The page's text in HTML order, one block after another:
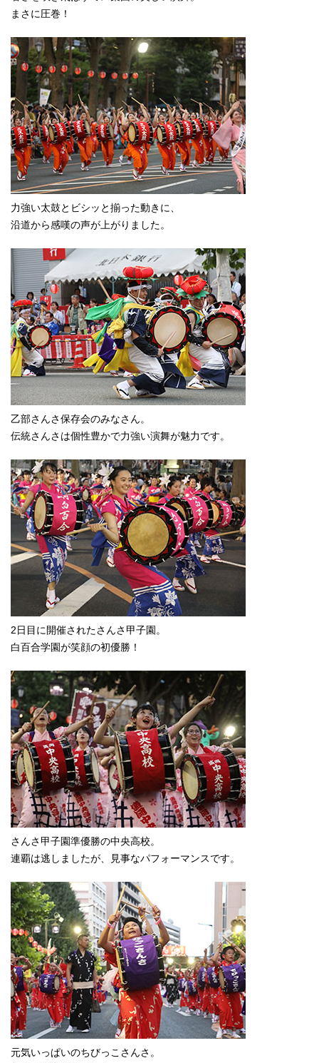
まさに圧巻！
力強い太鼓とビシッと揃った動きに、
沿道から感嘆の声が上がりました。
乙部さんさ保存会のみなさん。
伝統さんさは個性豊かで力強い演舞が魅力です。
2日目に開催されたさんさ甲子園。
白百合学園が笑顔の初優勝！
さんさ甲子園準優勝の中央高校。
連覇は逃しましたが、見事なパフォーマンスです。
元気いっぱいのちびっこさんさ。